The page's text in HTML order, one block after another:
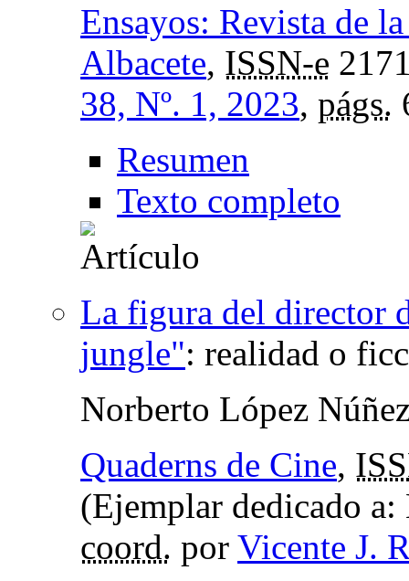
Ensayos: Revista de
Albacete, ISSN-e
38, Nº. 1, 2023, págs.
Resumen
Texto completo
La figura del director
jungle": realidad o
Norberto López
Quaderns de Cine,
(Ejemplar dedicado
coord. por Vicente J.